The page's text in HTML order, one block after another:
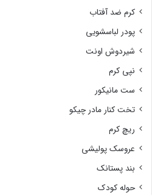
کرم ضد آفتاب
پودر لباسشویی
شیردوش اونت
نپی کرم
ست مانیکور
تخت کنار مادر چیکو
ریچ کرم
عروسک پولیشی
بند پستانک
حوله کودک